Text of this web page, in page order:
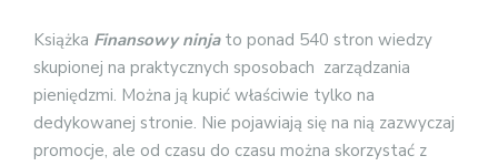
Książka Finansowy ninjato ponad 540 stron wiedzy
skupionej na praktycznych sposobach zarządzania
pieniędzmi. Można ją kupić właściwie tylko na
dedykowanej stronie. Nie pojawiają się na nią zazwyczaj
promocje, ale od czasu do czasu można skorzystać z